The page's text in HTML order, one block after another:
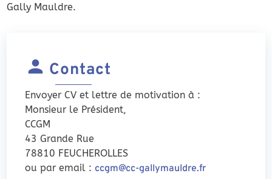
Gally Mauldre.
Contact
Envoyer CV et lettre de motivation à :
Monsieur le Président,
CCGM
43 Grande Rue
78810 FEUCHEROLLES
ou par email : ccgm@cc-gallymauldre.fr